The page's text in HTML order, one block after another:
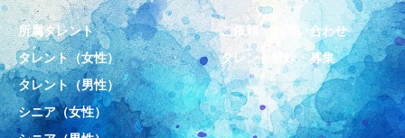
所属タレント
タレント（女性）
タレント（男性）
シニア（女性）
ご依頼・お問い合わせ
タレント登録・募集